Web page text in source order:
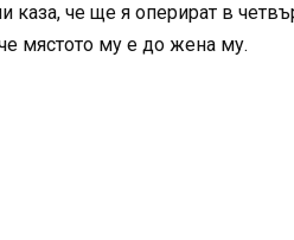
че ще я оперират в
мястото му е до жена му.